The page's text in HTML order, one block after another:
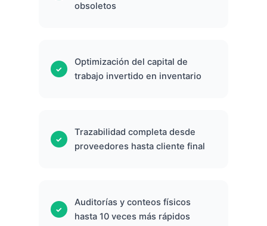
obsoletos
Optimización del capital de
trabajo invertido en inventario
Trazabilidad completa desde
proveedores hasta cliente final
Auditorías y conteos físicos
hasta 10 veces más rápidos